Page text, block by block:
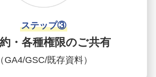
ステップ③
・各種権限のご共有
（GA4/GSC/既存資料）